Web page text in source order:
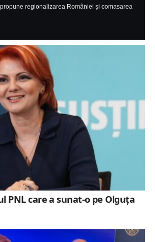
regionalizarea României și comasarea
PNL care a sunat-o pe Olguța